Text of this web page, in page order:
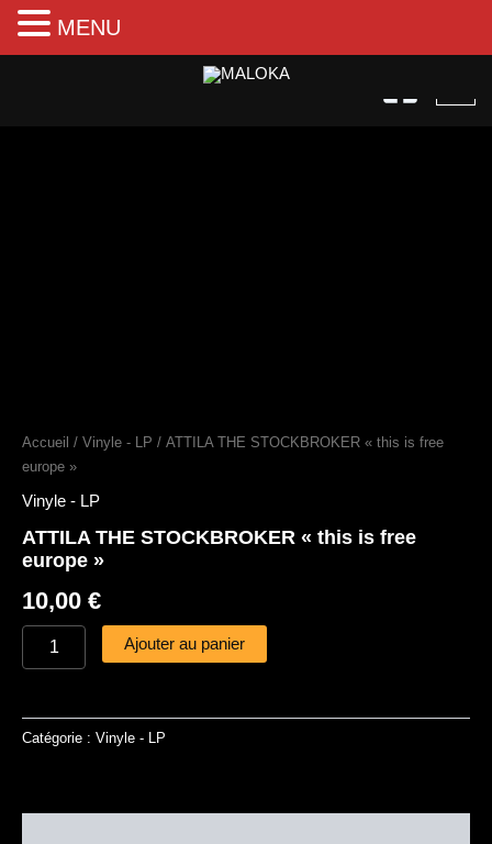
Aller
Accueil / Vinyle - LP / ATTILA THE STOCKBROKER « this is free
europe »
Vinyle - LP
ATTILA THE STOCKBROKER « this is free
europe »
10,00 €
Ajouter au panier
Catégorie : Vinyle - LP
MENU